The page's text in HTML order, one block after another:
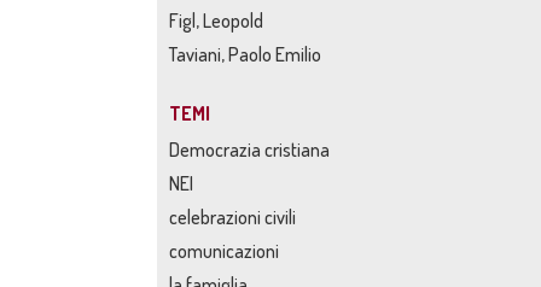
Figl, Leopold
Taviani, Paolo Emilio
TEMI
Democrazia cristiana
NEI
celebrazioni civili
comunicazioni